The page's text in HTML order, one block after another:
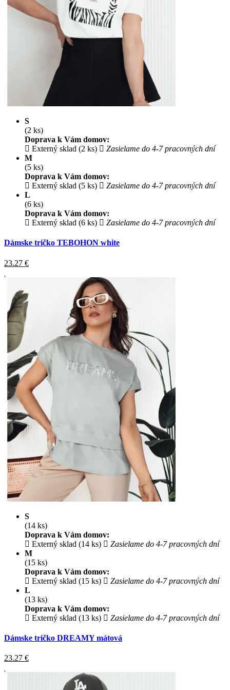
S
(2 ks)
Doprava k Vám domov:
Externý sklad (2 ks)
Zasielame do 4-7 pracovných dní
M
(5 ks)
Doprava k Vám domov:
Externý sklad (5 ks)
Zasielame do 4-7 pracovných dní
L
(6 ks)
Doprava k Vám domov:
Externý sklad (6 ks)
Zasielame do 4-7 pracovných dní
Dámske tričko TEBOHON white
23.27 €
S
(14 ks)
Doprava k Vám domov:
Externý sklad (14 ks)
Zasielame do 4-7 pracovných dní
M
(15 ks)
Doprava k Vám domov:
Externý sklad (15 ks)
Zasielame do 4-7 pracovných dní
L
(13 ks)
Doprava k Vám domov:
Externý sklad (13 ks)
Zasielame do 4-7 pracovných dní
Dámske tričko DREAMY mátová
23.27 €